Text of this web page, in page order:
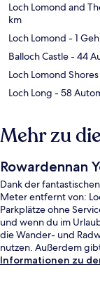
Loch Lomond and
km
Loch Lomond - 1
Balloch Castle- 44
Loch Lomond Shores
Loch Long - 58
Mehr zu
Rowardennan
Dank der
Meter entfernt von:
Parkplätze ohne
und wenn du im
die Wander- und
nutzen. Außerdem
Informationen zu